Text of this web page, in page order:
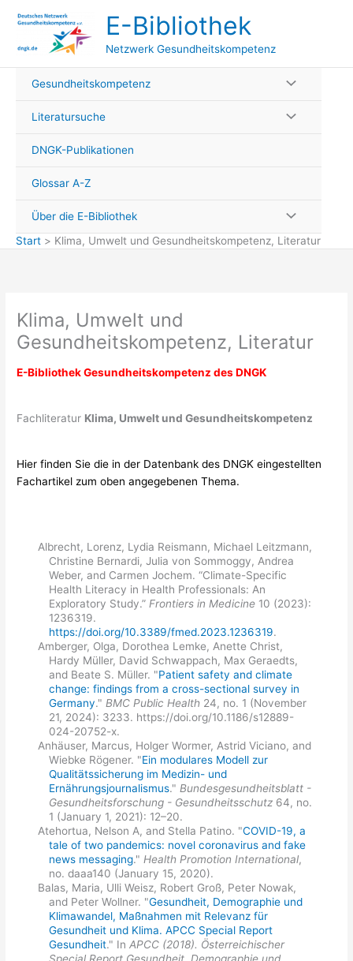
Inhalt
E-Bibliothek
Netzwerk Gesundheitskompetenz
Gesundheitskompetenz
Literatursuche
DNGK-Publikationen
Glossar A-Z
Über die E-Bibliothek
Start
Klima, Umwelt und Gesundheitskompetenz, Literatur
Klima, Umwelt und
Gesundheitskompetenz, Literatur
E-Bibliothek Gesundheitskompetenz des DNGK
Fachliteratur Klima, Umwelt und Gesundheitskompetenz
Hier finden Sie die in der Datenbank des DNGK eingestellten
Fachartikel zum oben angegebenen Thema.
Albrecht, Lorenz, Lydia Reismann, Michael Leitzmann,
Christine Bernardi, Julia von Sommoggy, Andrea
Weber, and Carmen Jochem. “Climate-Specific
Health Literacy in Health Professionals: An
Exploratory Study.” Frontiers in Medicine 10 (2023):
1236319.
https://doi.org/10.3389/fmed.2023.1236319.
Amberger, Olga, Dorothea Lemke, Anette Christ,
Hardy Müller, David Schwappach, Max Geraedts,
and Beate S. Müller. "Patient safety and climate
change: findings from a cross-sectional survey in
Germany." BMC Public Health 24, no. 1 (November
21, 2024): 3233. https://doi.org/10.1186/s12889-
024-20752-x.
Anhäuser, Marcus, Holger Wormer, Astrid Viciano, and
Wiebke Rögener. "Ein modulares Modell zur
Qualitätssicherung im Medizin- und
Ernährungsjournalismus." Bundesgesundheitsblatt -
Gesundheitsforschung - Gesundheitsschutz 64, no.
1 (January 1, 2021): 12–20.
Atehortua, Nelson A, and Stella Patino. "COVID-19, a
tale of two pandemics: novel coronavirus and fake
news messaging." Health Promotion International,
no. daaa140 (January 15, 2020).
Balas, Maria, Ulli Weisz, Robert Groß, Peter Nowak,
and Peter Wollner. "Gesundheit, Demographie und
Klimawandel, Maßnahmen mit Relevanz für
Gesundheit und Klima. APCC Special Report
Gesundheit." InAPCC (2018). Österreichischer